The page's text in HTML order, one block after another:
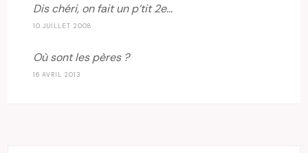
Dis chéri, on fait un p’tit 2e…
10 JUILLET 2008
Où sont les pères ?
16 AVRIL 2013